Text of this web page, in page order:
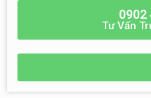
0902
Tư Vấn